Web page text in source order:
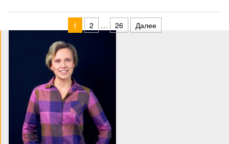
Навигация по записям
1 2 … 26 Далее